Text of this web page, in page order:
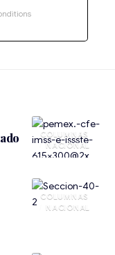
NACIONAL
NACIONAL